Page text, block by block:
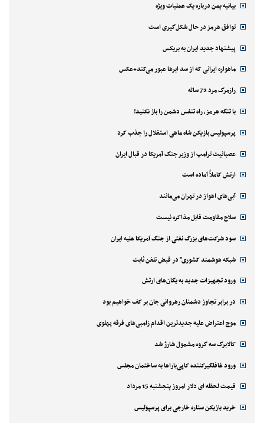
بیانیه یمن درباره یک عملیات ویژه
توافق هرمز در حال شکل‌گیری است
پیشنهاد جدید ایران به بریکس
ماهواره ایرانی که از سد ابرها عبور می‌کند+عکس
رازمرگ مرد 72 ساله
با تنگه هرمز، راه تنفس دشمن را باز نکنید!
پرسپولیس بازیکن شاه ماهی استقلال را جذب کرد
عصبانیت ترامپ از وزیر جنگ آمریکا در قبال ایران
ارتش کاملاً آماده است
آبی‌های اهواز در تهران می‌مانند
سلاح مقاومت قابل مذاکره نیست
سود شرکت‌های بزرگ نفتی از جنگ آمریکا علیه ایران
شبکه هوشمند کشوری" در قبض تلفن ثابت
ورود تجهیزات جدید به یگان‌های ارتش
در برابر تجاوز دشمنان رهروانی جان بر کف خواهیم بود
موج اعتراض علیه جدیدترین اقدام زامبی‌های فرقه پهلوی
کالابرگ سه گروه مشمول شارژ شد
ورود غافلگیرکننده کاپی‌باراها به ساختمان مجلس
قیمت لحظه ای دلار امروز پنجشنبه 15 مرداد
خرید بازیکن ستاره خارجی برای پرسپولیس